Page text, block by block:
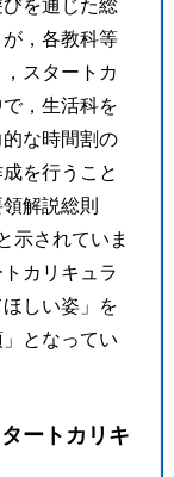
を通じた総
，各教科等
スタートカ
，生活科を
な時間割の
を行うこと
解説総則
示されていま
カリキュラ
しい姿」を
となってい
ートカリキ